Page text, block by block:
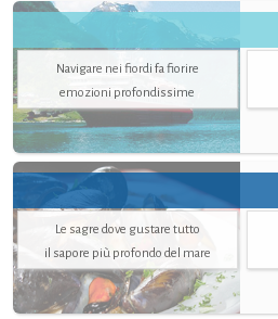
Navigare nei fiordi fa fiorire
emozioni profondissime
Le sagre dove gustare tutto
il sapore più profondo del mare